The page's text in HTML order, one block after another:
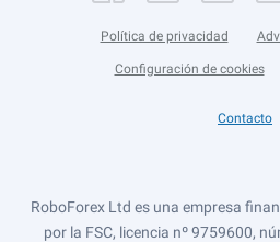
Política de privacidad
Configuración de cookies
Contacto
RoboForex Ltd es una empresa
por la FSC, licencia nº 9759600,